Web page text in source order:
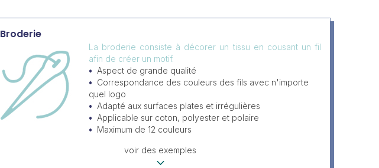
Broderie
La broderie consiste à décorer un tissu en cousant un fil
afin de créer un motif.
Aspect de grande qualité
Correspondance des couleurs des fils avec n'importe
quel logo
Adapté aux surfaces plates et irrégulières
Applicable sur coton, polyester et polaire
Maximum de 12 couleurs
voir des exemples